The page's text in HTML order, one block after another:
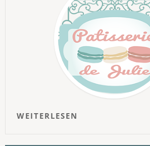
WEITERLESEN